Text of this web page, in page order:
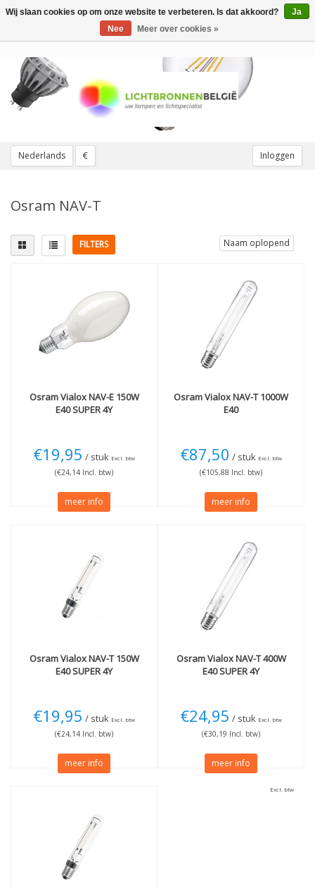
Nederlands € Inloggen
Toggle
Osram NAV-T
FILTERS Naam oplopend
E27 dikke fitting(1)
E40 extra dikke fitting
< 2700K Zeer warm
Wattage
(1)
150W(2)
OsramVialox NAV-E 150W
E40 SUPER 4Y
€19,95 / stuk Excl. btw
(€24,14 Incl. btw)
meer info
OsramVialox NAV-T 1000W
E40
€87,50 / stuk Excl. btw
(€105,88 Incl. btw)
meer info
OsramVialox NAV-T 150W
E40 SUPER 4Y
€19,95 / stuk Excl. btw
(€24,14 Incl. btw)
meer info
OsramVialox NAV-T 400W
E40 SUPER 4Y
€24,95 / stuk Excl. btw
(€30,19 Incl. btw)
meer info
Excl. btw
Wij slaan cookies op om onze website te verbeteren. Is dat akkoord?
Ja
Nee
Meer over cookies »